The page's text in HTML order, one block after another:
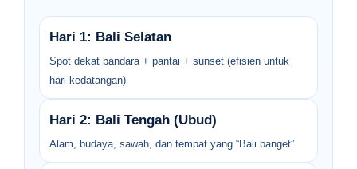
Hari 1: Bali Selatan
Spot dekat bandara + pantai + sunset (efisien untuk
hari kedatangan)
Hari 2: Bali Tengah (Ubud)
Alam, budaya, sawah, dan tempat yang “Bali banget”